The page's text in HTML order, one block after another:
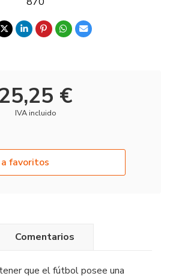
€
IVA incluido
favoritos
Comentarios
que el fútbol posee una